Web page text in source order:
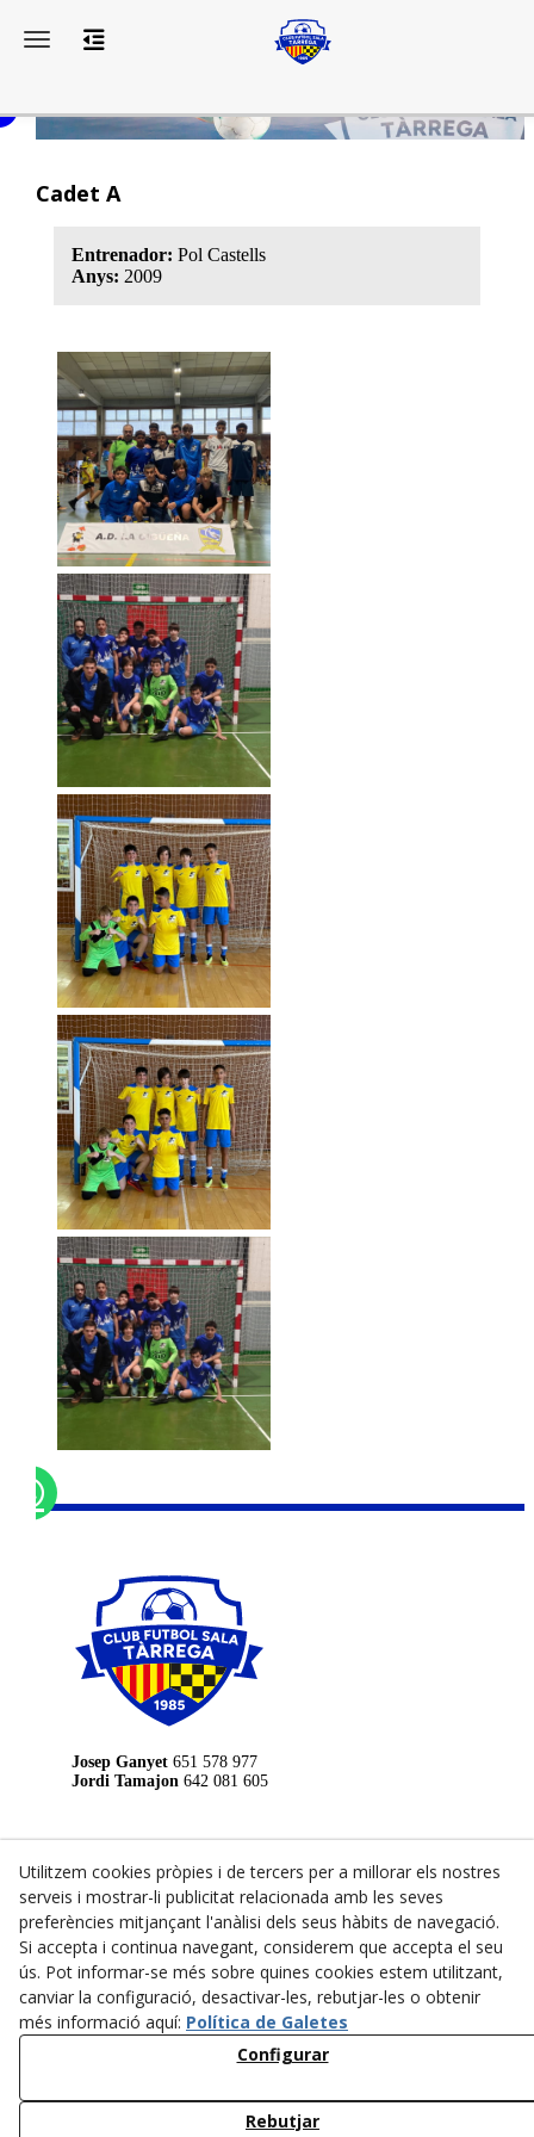
Toggle navigation
Cadet A
Entrenador: Pol Castells
Anys: 2009
Josep Ganyet651 578 977
Jordi Tamajon 642 081 605
Avís Legal
Política de Privacitat
Política de Cookies
Pavelló Municipal d'Esports de Tàrrega
Carrer de Joan Brossa, s/n, 25300
973 31 29 35
Utilitzem cookies pròpies i de tercers per a millorar els nostres
serveis i mostrar-li publicitat relacionada amb les seves
preferències mitjançant l'anàlisi dels seus hàbits de navegació.
Si accepta i continua navegant, considerem que accepta el seu
ús. Pot informar-se més sobre quines cookies estem utilitzant,
canviar la configuració, desactivar-les, rebutjar-les o obtenir
més informació aquí: Política de Galetes
Configurar
Rebutjar